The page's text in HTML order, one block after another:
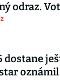
odraz.
dostane